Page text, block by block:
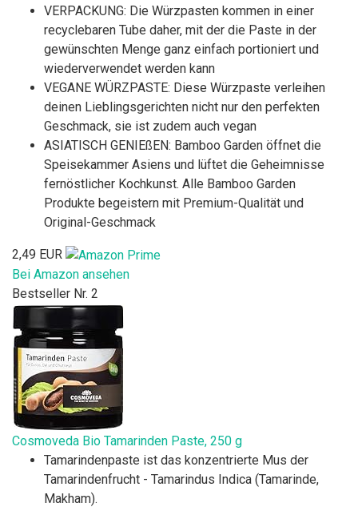
VERPACKUNG: Die Würzpasten kommen in einer
recyclebaren Tube daher, mit der die Paste in der
gewünschten Menge ganz einfach portioniert und
wiederverwendet werden kann
VEGANE WÜRZPASTE: Diese Würzpaste verleihen
deinen Lieblingsgerichten nicht nur den perfekten
Geschmack, sie ist zudem auch vegan
ASIATISCH GENIEßEN: Bamboo Garden öffnet die
Speisekammer Asiens und lüftet die Geheimnisse
fernöstlicher Kochkunst. Alle Bamboo Garden
Produkte begeistern mit Premium-Qualität und
Original-Geschmack
2,49 EUR
Bei Amazon ansehen
Bestseller Nr. 2
Cosmoveda Bio Tamarinden Paste, 250 g
Tamarindenpaste ist das konzentrierte Mus der
Tamarindenfrucht - Tamarindus Indica (Tamarinde,
Makham).